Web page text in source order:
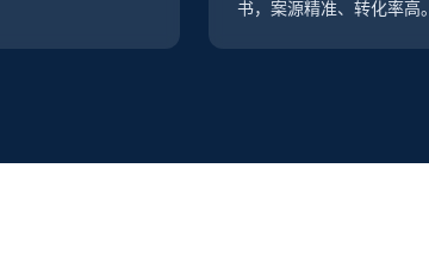
书，案源精准、转化率高。